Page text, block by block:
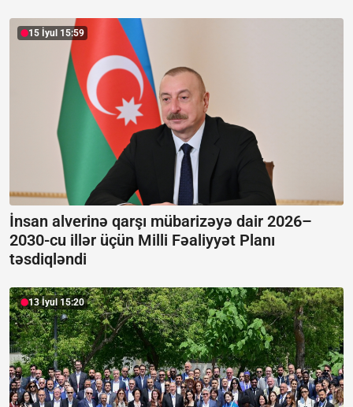
15 İyul 15:59
İnsan alverinə qarşı mübarizəyə dair 2026–
2030-cu illər üçün Milli Fəaliyyət Planı
təsdiqləndi
13 İyul 15:20